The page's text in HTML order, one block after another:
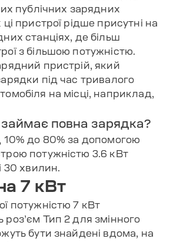
публічних зарядних
пристрої рідше присутні на
станціях, де більш
з більшою потужністю.
пристрій, який
під час тривалого
на місці, наприклад,
займає повна зарядка?
10% до 80% за допомогою
потужністю 3.6 кВт
30 хвилин.
7 кВт
потужністю 7 кВт
роз’єм Тип 2 для змінного
бути знайдені вдома, на